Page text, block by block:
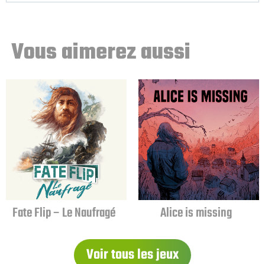
Vous aimerez aussi
Fate Flip – Le Naufragé Alice is missing
Voir tous les jeux